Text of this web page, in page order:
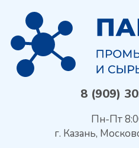
8 (909)
Пн-Пт
г. Казань,